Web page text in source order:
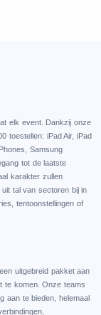
elk event. Dankzij onze
toestellen: iPad Air, iPad
Samsung
tot de laatste
karakter zullen
tal van sectoren bij in
tentoonstellingen of
uitgebreid pakket aan
te komen. Onze teams
aan te bieden, helemaal